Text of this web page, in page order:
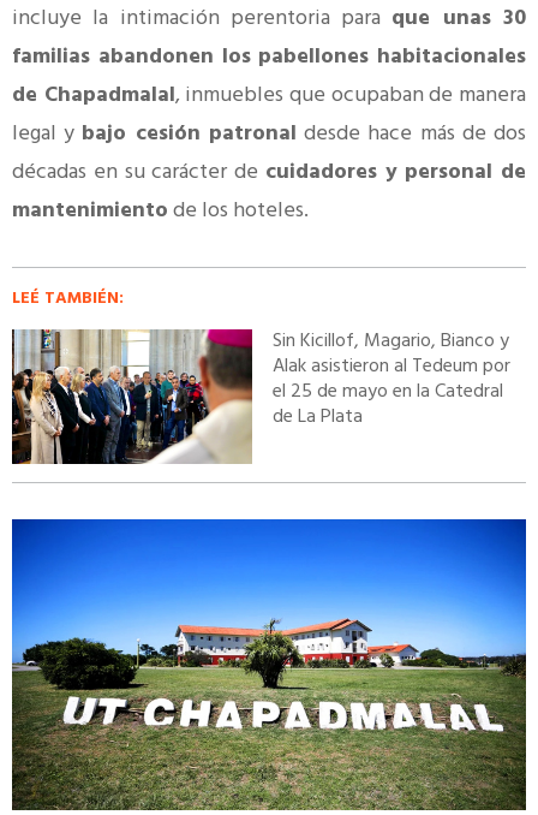
incluye la intimación perentoria para que unas 30
familias abandonen los pabellones habitacionales
de Chapadmalal, inmuebles que ocupaban de manera
legal y bajo cesión patronal desde hace más de dos
décadas en su carácter de cuidadores y personal de
mantenimientode los hoteles.
LEÉ TAMBIÉN:
Sin Kicillof, Magario, Bianco y
Alak asistieron al Tedeum por
el 25 de mayo en la Catedral
de La Plata